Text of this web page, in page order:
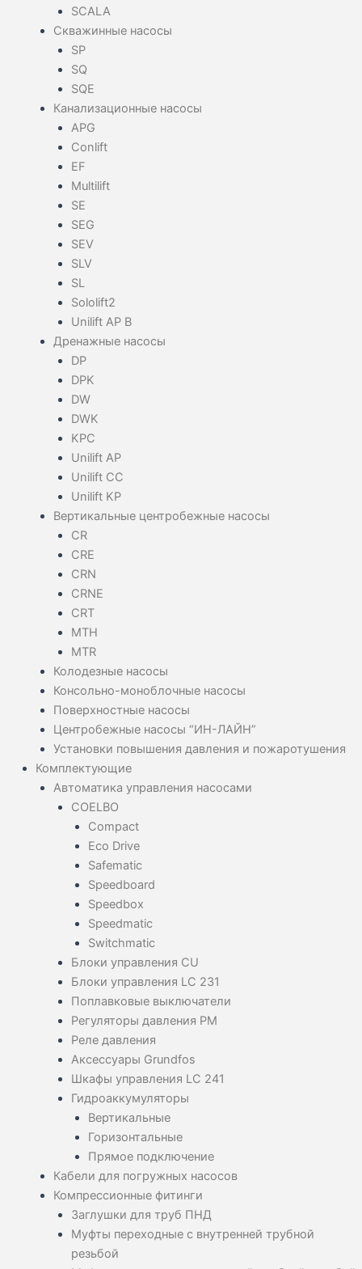
SCALA
Скважинные насосы
SP
SQ
SQE
Канализационные насосы
APG
Conlift
EF
Multilift
SE
SEG
SEV
SLV
SL
Sololift2
Unilift AP B
Дренажные насосы
DP
DPK
DW
DWK
KPC
Unilift AP
Unilift CC
Unilift KP
Вертикальные центробежные насосы
CR
CRE
CRN
CRNE
CRT
MTH
MTR
Колодезные насосы
Консольно-моноблочные насосы
Поверхностные насосы
Центробежные насосы “ИН-ЛАЙН”
Установки повышения давления и пожаротушения
Комплектующие
Автоматика управления насосами
COELBO
Compact
Eco Drive
Safematic
Speedboard
Speedbox
Speedmatic
Switchmatic
Блоки управления CU
Блоки управления LC 231
Поплавковые выключатели
Регуляторы давления PM
Реле давления
Аксессуары Grundfos
Шкафы управления LC 241
Гидроаккумуляторы
Вертикальные
Горизонтальные
Прямое подключение
Кабели для погружных насосов
Компрессионные фитинги
Заглушки для труб ПНД
Муфты переходные с внутренней трубной
резьбой